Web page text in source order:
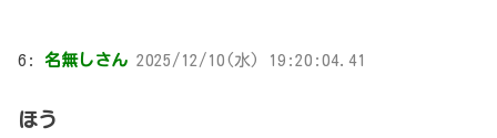
6: 名無しさん 2025/12/10(水) 19:20:04.41
ほう